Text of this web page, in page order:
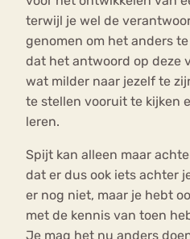
terwijl je wel de
genomen om het anders
dat het antwoord op deze
wat milder naar jezelf te
te stellen vooruit te kijken
leren.
Spijt kan alleen maar
dat er dus ook iets achter
er nog niet, maar je hebt
met de kennis van toen
Je mag het nu anders